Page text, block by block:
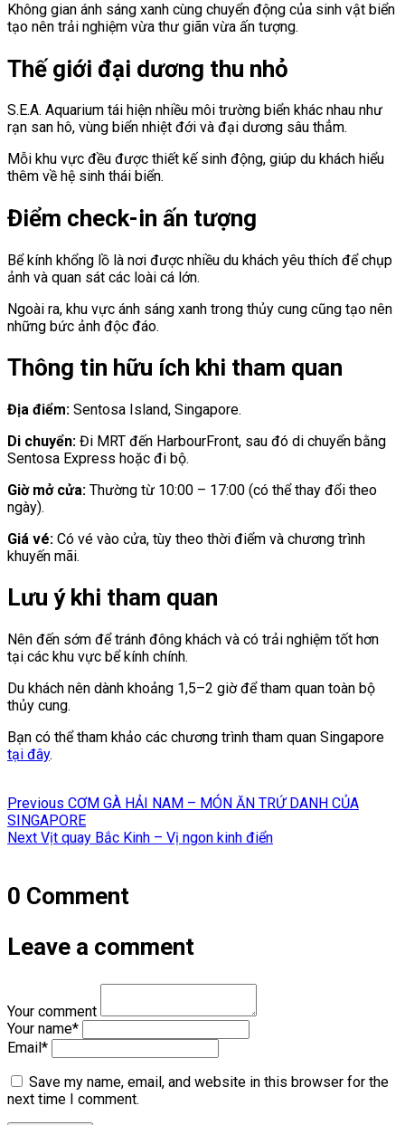
Không gian ánh sáng xanh cùng chuyển động của sinh vật biển
tạo nên trải nghiệm vừa thư giãn vừa ấn tượng.
Thế giới đại dương thu nhỏ
S.E.A. Aquarium tái hiện nhiều môi trường biển khác nhau như
rạn san hô, vùng biển nhiệt đới và đại dương sâu thẳm.
Mỗi khu vực đều được thiết kế sinh động, giúp du khách hiểu
thêm về hệ sinh thái biển.
Điểm check-in ấn tượng
Bể kính khổng lồ là nơi được nhiều du khách yêu thích để chụp
ảnh và quan sát các loài cá lớn.
Ngoài ra, khu vực ánh sáng xanh trong thủy cung cũng tạo nên
những bức ảnh độc đáo.
Thông tin hữu ích khi tham quan
Địa điểm: Sentosa Island, Singapore.
Di chuyển: Đi MRT đến HarbourFront, sau đó di chuyển bằng
Sentosa Express hoặc đi bộ.
Giờ mở cửa: Thường từ 10:00 – 17:00 (có thể thay đổi theo
ngày).
Giá vé: Có vé vào cửa, tùy theo thời điểm và chương trình
khuyến mãi.
Lưu ý khi tham quan
Nên đến sớm để tránh đông khách và có trải nghiệm tốt hơn
tại các khu vực bể kính chính.
Du khách nên dành khoảng 1,5–2 giờ để tham quan toàn bộ
thủy cung.
Bạn có thể tham khảo các chương trình tham quan Singapore
tại đây.
hướng
bài
Previous Previous
post:
CƠM GÀ HẢI NAM – MÓN ĂN TRỨ DANH CỦA
SINGAPORE
Next Next
Vịt quay Bắc Kinh – Vị ngon kinh điển
0 Comment
Leave a comment
Your comment
Your name*
Email *
Save my name, email, and website in this browser for the
next time I comment.